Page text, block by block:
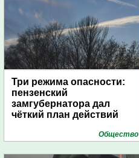
Три режима опасности:
пензенский
замгубернатора дал
чёткий план действий
Общество